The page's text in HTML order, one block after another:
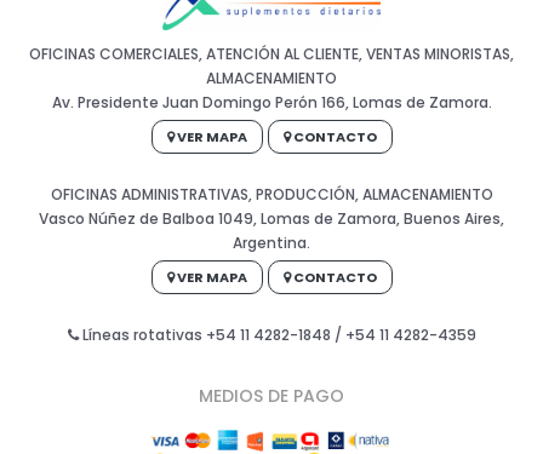
OFICINAS COMERCIALES, ATENCIÓN AL CLIENTE, VENTAS MINORISTAS,
ALMACENAMIENTO
Av. Presidente Juan Domingo Perón 166, Lomas de Zamora.
VER MAPA CONTACTO
OFICINAS ADMINISTRATIVAS, PRODUCCIÓN, ALMACENAMIENTO
Vasco Núñez de Balboa 1049, Lomas de Zamora, Buenos Aires,
Argentina.
VER MAPA CONTACTO
Líneas rotativas +54 11 4282-1848 / +54 11 4282-4359
MEDIOS DE PAGO